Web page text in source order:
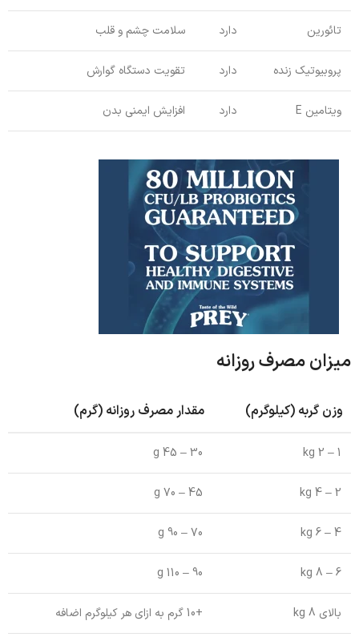
تائورین دارد سلامت چشم و قلب
پروبیوتیک زنده دارد تقویت دستگاه گوارش
ویتامین E دارد افزایش ایمنی بدن
میزان مصرف روزانه
وزن گربه (کیلوگرم) مقدار مصرف روزانه (گرم)
1 – 2 kg
30 – 45 g
2 – 4 kg
45 – 70 g
4 – 6 kg
70 – 90 g
6 – 8 kg
90 – 110 g
بالای 8 kg +10 گرم به ازای هر کیلوگرم اضافه